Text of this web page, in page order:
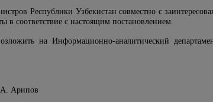
Республики Узбекистан совместно с
соответствие с настоящим постановлением.
на Информационно-аналитический